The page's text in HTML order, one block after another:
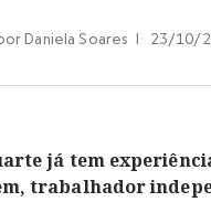
Daniela Soares | 23/10/
já tem
trabalhador